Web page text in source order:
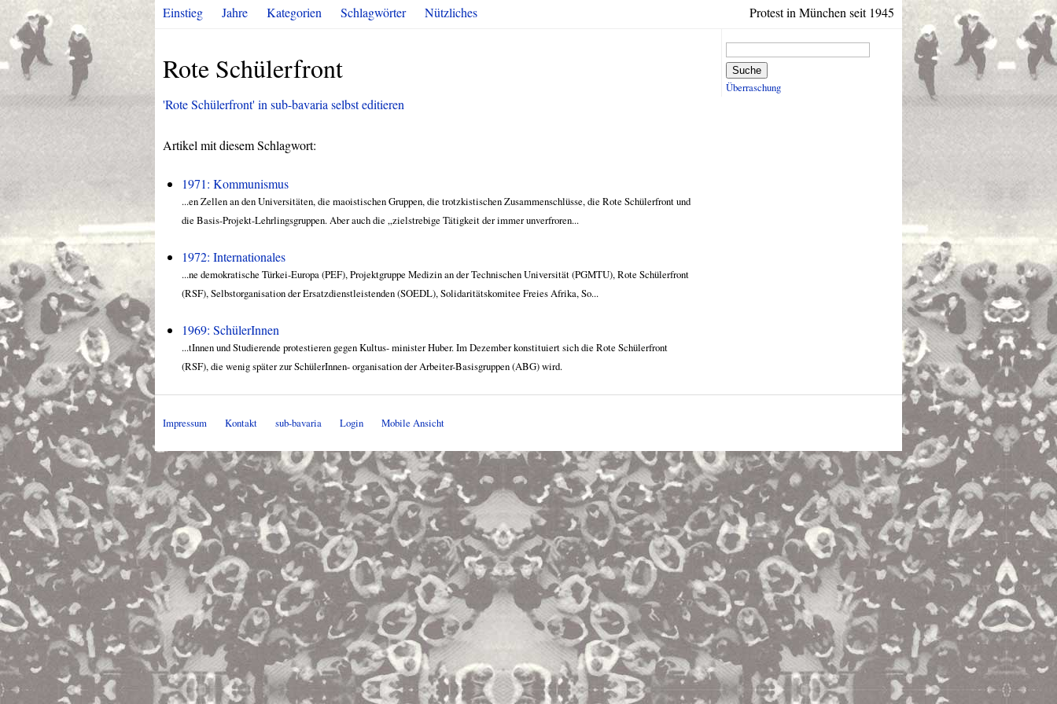
Protest in München seit 1945
Einstieg Jahre Kategorien Schlagwörter Nützliches
Rote Schülerfront
'Rote Schülerfront' in sub-bavaria selbst editieren
Artikel mit diesem Schlagwort:
1971: Kommunismus
...en Zellen an den Universitäten, die maoistischen Gruppen, die trotzkistischen Zusammenschlüsse, die Rote Schülerfront und
die Basis-Projekt-Lehrlingsgruppen. Aber auch die „zielstrebige Tätigkeit der immer unverfroren...
1972: Internationales
...ne demokratische Türkei-Europa (PEF), Projektgruppe Medizin an der Technischen Universität (PGMTU), Rote Schülerfront
(RSF), Selbstorganisation der Ersatzdienstleistenden (SOEDL), Solidaritätskomitee Freies Afrika, So...
1969: SchülerInnen
...tInnen und Studierende protestieren gegen Kultus- minister Huber. Im Dezember konstituiert sich die Rote Schülerfront
(RSF), die wenig später zur SchülerInnen- organisation der Arbeiter-Basisgruppen (ABG) wird.
Suche
Überraschung
Impressum Kontakt sub-bavaria Login Mobile Ansicht